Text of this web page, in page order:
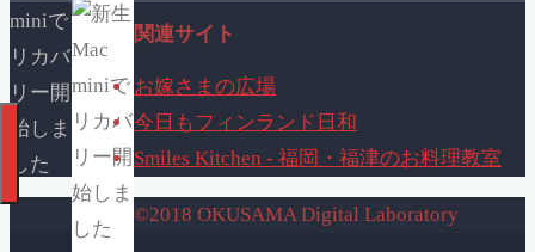
miniで
リカバ
リー開
始しま
した
関連サイト
お嫁さまの広場
今日もフィンランド日和
Smiles Kitchen - 福岡・福津のお料理教室
©2018 OKUSAMA Digital Laboratory